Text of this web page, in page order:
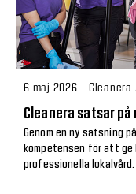
6 maj 2026 - Cleanera
Cleanera satsar
Genom en ny satsning
kompetensen för att ge
professionella lokalvård.